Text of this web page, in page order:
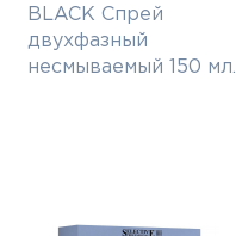
BLACK Спрей
двухфазный
несмываемый 150 мл.